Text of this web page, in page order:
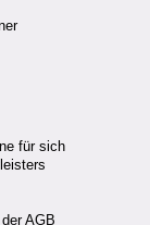
für sich
AGB